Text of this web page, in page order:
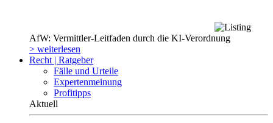
AfW: Vermittler-Leitfaden durch die KI-Verordnung
> weiterlesen
Recht | Ratgeber
Fälle und Urteile
Expertenmeinung
Profitipps
Aktuell